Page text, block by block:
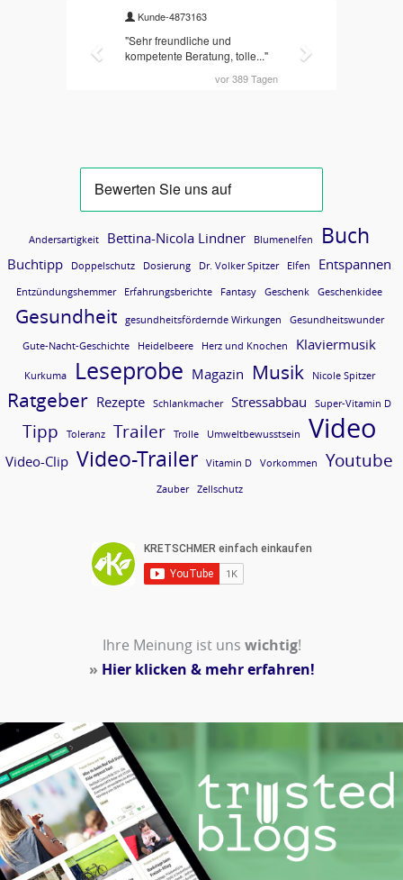
Andersartigkeit Bettina-Nicola Lindner Blumenelfen Buch
Buchtipp Doppelschutz Dosierung Dr. Volker Spitzer Elfen Entspannen
Entzündungshemmer Erfahrungsberichte Fantasy Geschenk Geschenkidee
Gesundheit gesundheitsfördernde Wirkungen Gesundheitswunder
Gute-Nacht-Geschichte Heidelbeere Herz und Knochen Klaviermusik
Kurkuma Leseprobe Magazin Musik Nicole Spitzer
Ratgeber Rezepte Schlankmacher Stressabbau Super-Vitamin D
Tipp Toleranz Trailer Trolle Umweltbewusstsein Video
Video-Clip Video-Trailer Vitamin D Vorkommen Youtube
Zauber Zellschutz
Ihre Meinung ist uns wichtig!
» Hier klicken & mehr erfahren!